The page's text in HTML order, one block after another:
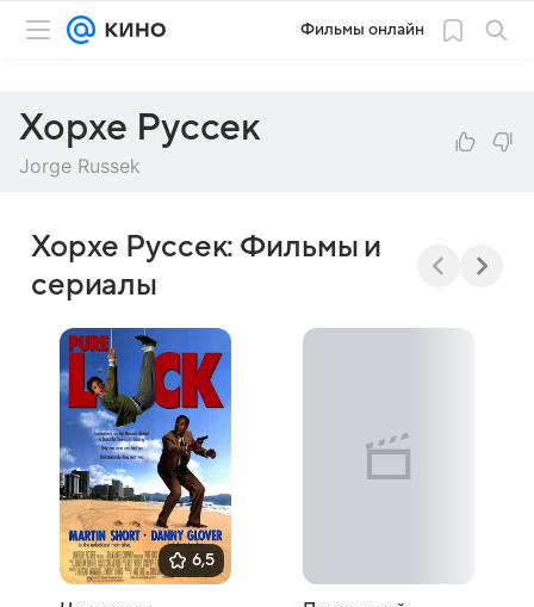
Фильмы онлайн
Хорхе Руссек
Jorge Russek
Хорхе Руссек: Фильмы и
сериалы
6,5